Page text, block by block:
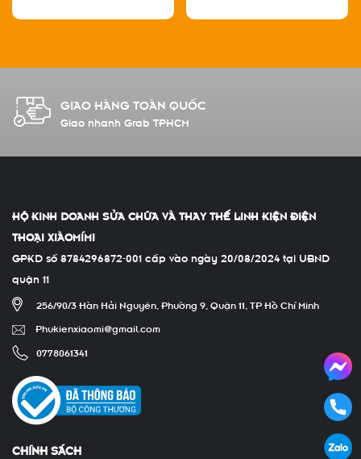
GIAO HÀNG TOÀN QUỐC
Giao nhanh Grab TPHCM
HỘ KINH DOANH SỬA CHỮA VÀ THAY THẾ LINH KIỆN ĐIỆN
THOẠI XIÀOMÍMI
GPKD số 8784296872-001 cấp vào ngày 20/08/2024 tại UBND
quận 11
256/90/3 Hàn Hải Nguyên, Phường 9, Quận 11, TP Hồ Chí Minh
Phukienxiaomi@gmail.com
0778061341
CHÍNH SÁCH